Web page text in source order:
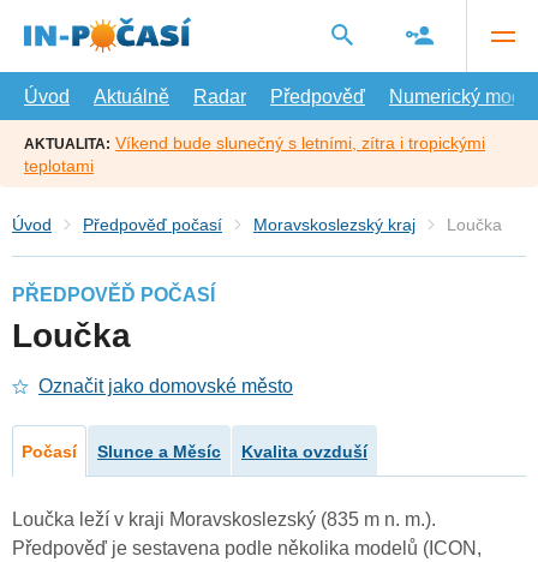
hlavní
Úvod
Aktuálně Radar Předpověď Numerický model
AKTUALITA: Víkend bude slunečný s letními, zítra i tropickými
teplotami
Úvod Předpověď počasí Moravskoslezský kraj Loučka
PŘEDPOVĚĎ POČASÍ
Loučka
Označit jako domovské město
Počasí Slunce a Měsíc Kvalita ovzduší
Loučka leží v kraji Moravskoslezský (835 m n. m.).
Předpověď je sestavena podle několika modelů (ICON,